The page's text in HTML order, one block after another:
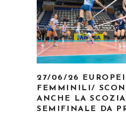
27/06/26 EUROPEI
FEMMINILI/
ANCHE LA
SEMIFINALE DA